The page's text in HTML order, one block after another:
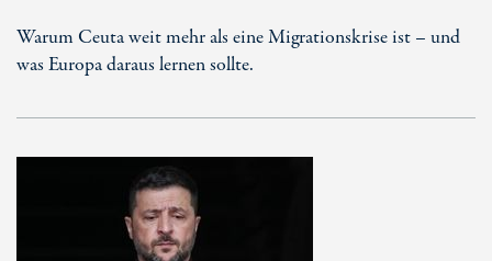
Warum Ceuta weit mehr als eine Migrationskrise ist – und
was Europa daraus lernen sollte.